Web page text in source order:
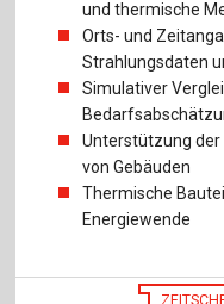
und thermische
Orts- und
Strahlungsdaten
Simulativer
Unterstützung
von Gebäuden
Thermische
Energiewende